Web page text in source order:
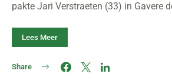
pakte Jari Verstraeten (33) in Gavere
Lees Meer
Share